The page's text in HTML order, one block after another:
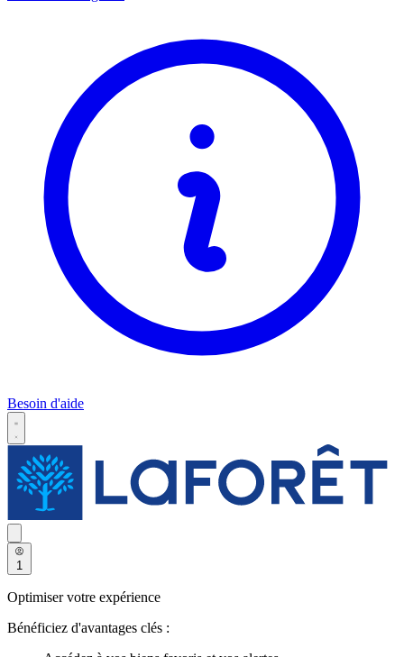
Besoin d'aide
1
Optimiser votre expérience
Bénéficiez d'avantages clés :